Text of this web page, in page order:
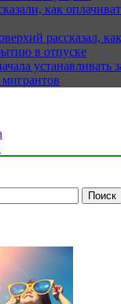
как
рассказал,
в отпуске
устанавливать